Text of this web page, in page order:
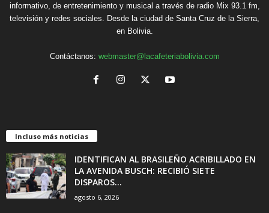
informativo, de entretenimiento y musical a través de radio Mix 93.1 fm,
televisión y redes sociales. Desde la ciudad de Santa Cruz de la Sierra,
en Bolivia.
Contáctanos: webmaster@lacafeteriabolivia.com
Incluso más noticias
IDENTIFICAN AL BRASILEÑO ACRIBILLADO EN
LA AVENIDA BUSCH: RECIBIÓ SIETE
DISPAROS...
agosto 6, 2026